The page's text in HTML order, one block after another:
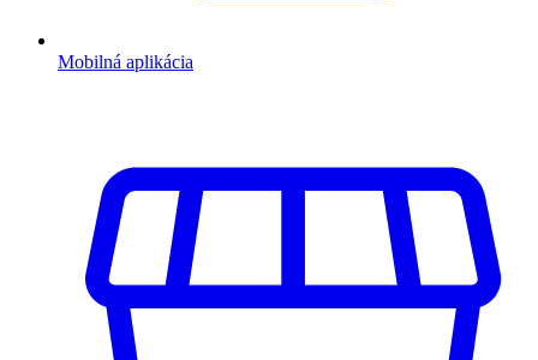
Mobilná aplikácia